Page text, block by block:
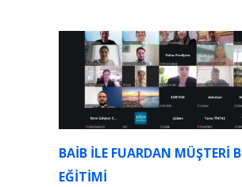
BAİB ILE FUARDAN MÜŞTERI
EĞITIMI